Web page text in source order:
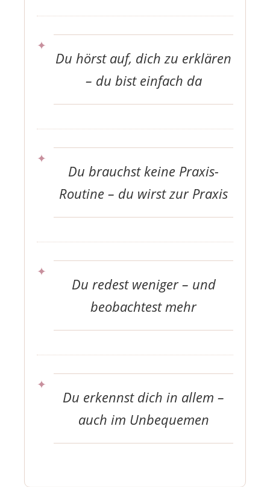
Du hörst auf, dich zu erklären
– du bist einfach da
Du brauchst keine Praxis-
Routine – du wirst zur Praxis
Du redest weniger – und
beobachtest mehr
Du erkennst dich in allem –
auch im Unbequemen